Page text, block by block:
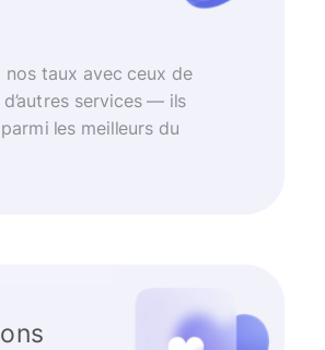
nos taux avec ceux de
services — ils
les meilleurs du